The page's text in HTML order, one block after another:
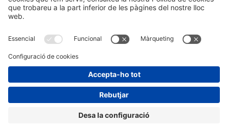
Informació generalAvís legal
Política de privacitat
Política de cookies
a les xarxes socials